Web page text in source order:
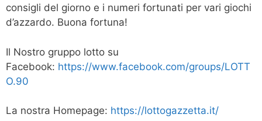
consigli del giorno e i numeri fortunati per vari giochi
d’azzardo. Buona fortuna!
Il Nostro gruppo lotto su
Facebook: https://www.facebook.com/groups/LOTT
O.90
La nostra Homepage: https://lottogazzetta.it/